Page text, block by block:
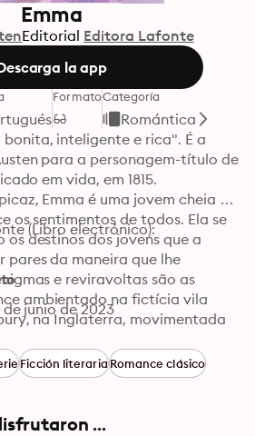
Emma
Editorial Editora Lafonte
la app
FormatoCategoría
Romántica
bonita, inteligente e rica". É a
para a personagem-título de
em vida, em 1815.
Emma é uma jovem cheia de
os sentimentos de todos. Ela se
destinos dos jovens que a
da maneira que lhe
e reviravoltas são as
ambientado na fictícia vila
na Inglaterra, movimentada
sociais. Reflete o universo
como filha de pastor,,
(Libro electrónico):
junio de 2023
Ficción literariaRomance clásico
...